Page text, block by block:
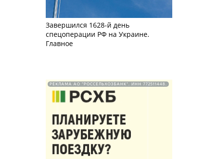
Завершился 1628-й день
спецоперации РФ на Украине.
Главное
РЕКЛАМА АО "РОССЕЛЬХОЗБАНК". ИНН 772511448.